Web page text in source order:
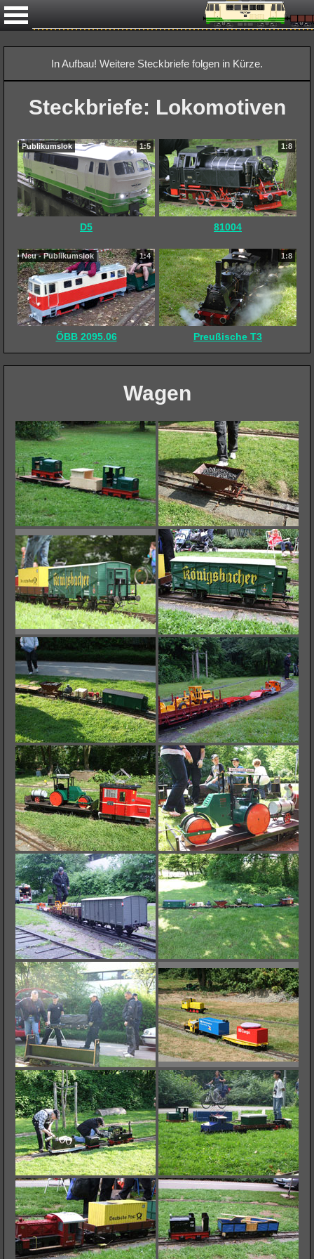
In Aufbau! Weitere Steckbriefe folgen in Kürze.
Steckbriefe: Lokomotiven
1:5
Publikumslok
D5
1:8
81004
1:4
Neu - Publikumslok
ÖBB 2095.06
1:8
Preußische T3
Wagen